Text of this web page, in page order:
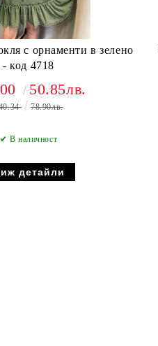
с орнаменти в зелено
- код 4718
50.85лв.
78.90лв.
✔ В наличност
детайли